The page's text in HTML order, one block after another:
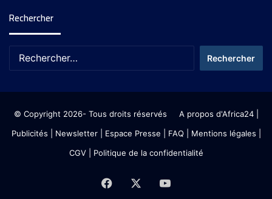
Rechercher
© Copyright 2026- Tous droits réservés A propos d'Africa24|
Publicités
Newsletter| Espace Presse | FAQ | Mentions légales
CGV| Politique de la confidentialité